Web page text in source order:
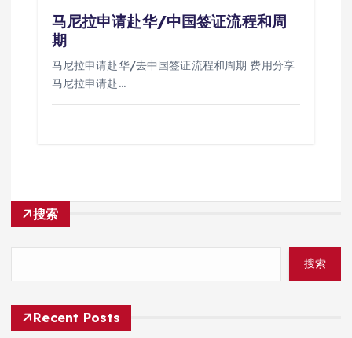
马尼拉申请赴华/中国签证流程和周
期
马尼拉申请赴华/去中国签证流程和周期 费用分享
马尼拉申请赴…
搜索
搜索
Recent Posts